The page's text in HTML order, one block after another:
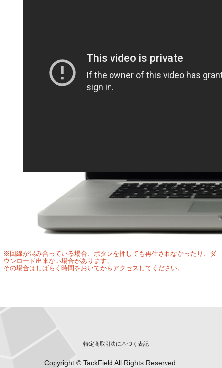
※回線が混み合っている場合、ボタンを押しても再生されなかったり、ダ
ウンロード出来ない場合があります。
その場合はしばらく時間をおいてからアクセスしてください。
特定商取引法に基づく表記
Copyright © TackField All Rights Reserved.